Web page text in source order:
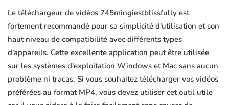
Le téléchargeur de vidéos 745mingiestblissfully est
fortement recommandé pour sa simplicité d'utilisation et son
haut niveau de compatibilité avec différents types
d'appareils. Cette excellente application peut être utilisée
sur les systèmes d'exploitation Windows et Mac sans aucun
problème ni tracas. Si vous souhaitez télécharger vos vidéos
préférées au format MP4, vous devez utiliser cet outil utile